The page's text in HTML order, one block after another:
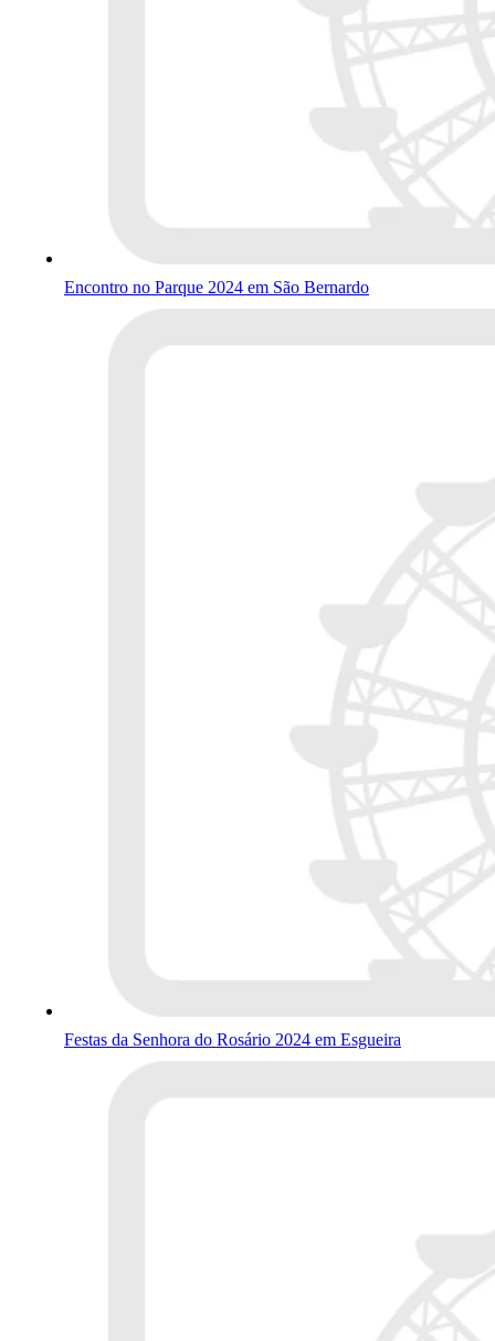
Encontro no Parque 2024 em São Bernardo
Festas da Senhora do Rosário 2024 em Esgueira